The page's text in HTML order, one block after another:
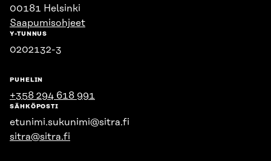
00181 Helsinki
Saapumisohjeet
Y-TUNNUS
0202132-3
PUHELIN
+358 294 618 991
SÄHKÖPOSTI
etunimi.sukunimi@sitra.fi
sitra@sitra.fi